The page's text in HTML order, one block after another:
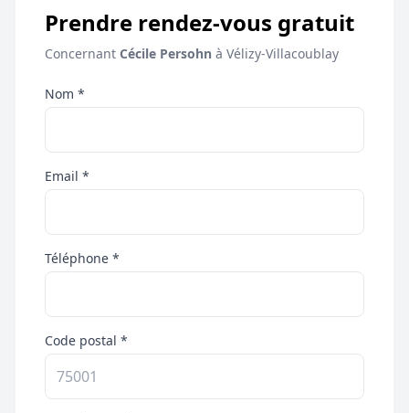
Prendre rendez-vous gratuit
Concernant Cécile Persohn à Vélizy-Villacoublay
Nom *
Email *
Téléphone *
Code postal *